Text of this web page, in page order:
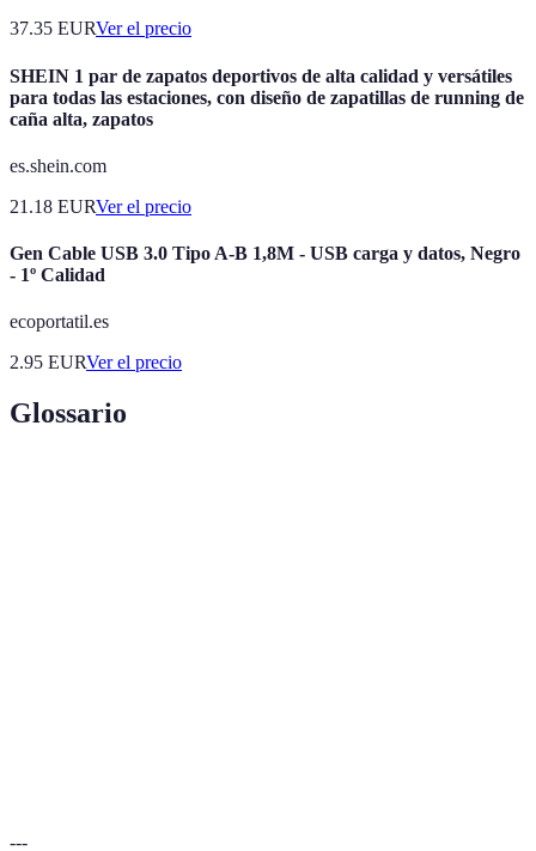
37.35 EURVer el precio
SHEIN 1 par de zapatos deportivos de alta calidad y versátiles
para todas las estaciones, con diseño de zapatillas de running de
caña alta, zapatos
es.shein.com
21.18 EURVer el precio
Gen Cable USB 3.0 Tipo A-B 1,8M - USB carga y datos, Negro
- 1º Calidad
ecoportatil.es
2.95 EURVer el precio
Glossario
---